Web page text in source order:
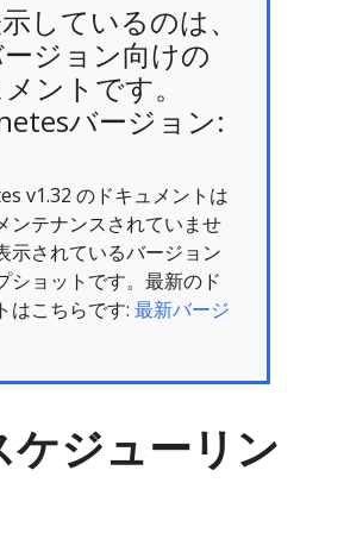
しているのは、
ジョン向けの
ントです。
バージョン:
v1.32 のドキュメントは
ンテナンスされていませ
示されているバージョン
ショットです。最新のド
はこちらです: 最新バージ
ケジューリン